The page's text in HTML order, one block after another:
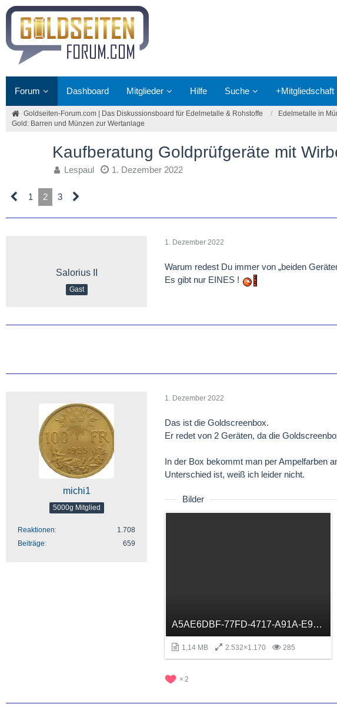
Forum Dashboard Mitglieder Hilfe Suche +Mitgliedschaft
Goldseiten-Forum.com | Das Diskussionsboard für Edelmetalle & Rohstoffe
Edelmetalle in
Gold: Barren und Münzen zur Wertanlage
Kaufberatung Goldprüfgeräte mit
Lespaul 1. Dezember 2022
1 2 3
Salorius II
Gast
1. Dezember 2022
Warum redest Du immer von „beiden
Es gibt nur EINES !
michi1
5000g Mitglied
Reaktionen
1.708
Beiträge
659
1. Dezember 2022
Das ist die Goldscreenbox.
Er redet von 2 Geräten, da die
In der Box bekommt man per Ampelfarben
Unterschied ist, weiß ich leider nicht.
Bilder
A5AE6DBF-77FD-4717-A91A-E9EF8C66B05C.png
1,14 MB 2.532×1.170 285
2